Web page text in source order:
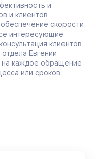
и
и клиентов
скорости
интересующие
клиентов
Евгении
на каждое обращение
или сроков